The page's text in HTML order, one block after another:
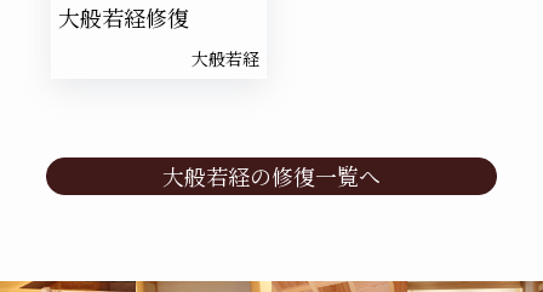
大般若経修復
大般若経
大般若経の修復一覧へ